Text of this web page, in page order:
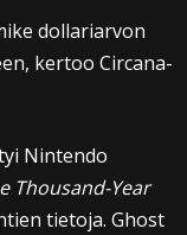
dollariarvon
kertoo Circana-
Nintendo
Thousand-Year
tietoja. Ghost